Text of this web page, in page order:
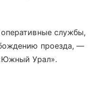
службы,
проезда, —
Урал».